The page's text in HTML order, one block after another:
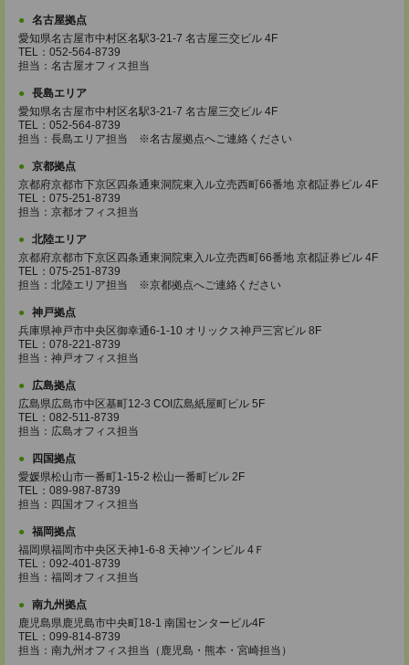
名古屋拠点
愛知県名古屋市中村区名駅3-21-7 名古屋三交ビル 4F
TEL：052-564-8739
担当：名古屋オフィス担当
長島エリア
愛知県名古屋市中村区名駅3-21-7 名古屋三交ビル 4F
TEL：052-564-8739
担当：長島エリア担当 ※名古屋拠点へご連絡ください
京都拠点
京都府京都市下京区四条通東洞院東入ル立売西町66番地 京都証券ビル 4F
TEL：075-251-8739
担当：京都オフィス担当
北陸エリア
京都府京都市下京区四条通東洞院東入ル立売西町66番地 京都証券ビル 4F
TEL：075-251-8739
担当：北陸エリア担当 ※京都拠点へご連絡ください
神戸拠点
兵庫県神戸市中央区御幸通6-1-10 オリックス神戸三宮ビル 8F
TEL：078-221-8739
担当：神戸オフィス担当
広島拠点
広島県広島市中区基町12-3 COI広島紙屋町ビル 5F
TEL：082-511-8739
担当：広島オフィス担当
四国拠点
愛媛県松山市一番町1-15-2 松山一番町ビル 2F
TEL：089-987-8739
担当：四国オフィス担当
福岡拠点
福岡県福岡市中央区天神1-6-8 天神ツインビル 4Ｆ
TEL：092-401-8739
担当：福岡オフィス担当
南九州拠点
鹿児島県鹿児島市中央町18-1 南国センタービル4F
TEL：099-814-8739
担当：南九州オフィス担当（鹿児島・熊本・宮崎担当）